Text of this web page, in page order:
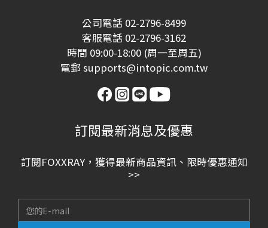
公司電話 02-2796-8499
客服電話 02-2796-3162
時間 09:00-18:00 (周一至周五)
電郵 supports@intopic.com.tw
訂閱最新消息及優惠
訂閱FOXXRAY，獲得最新商品資訊、限時優惠通知
>>